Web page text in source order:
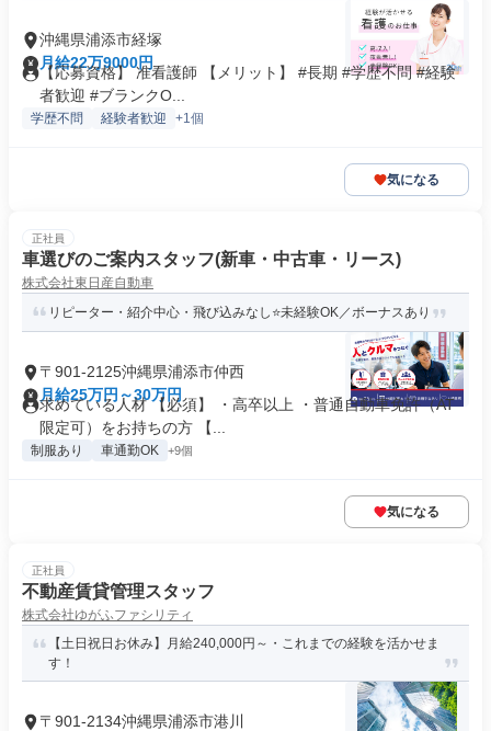
沖縄県浦添市経塚
月給22万9000円
【応募資格】 准看護師 【メリット】 #長期 #学歴不問 #経験
者歓迎 #ブランクO...
学歴不問 経験者歓迎 +1個
気になる
正社員
車選びのご案内スタッフ(新車・中古車・リース)
株式会社東日産自動車
リピーター・紹介中心・飛び込みなし⭐未経験OK／ボーナスあり
〒901-2125沖縄県浦添市仲西
月給25万円～30万円
求めている人材 【必須】 ・高卒以上 ・普通自動車免許（AT
限定可）をお持ちの方 【...
制服あり 車通勤OK +9個
気になる
正社員
不動産賃貸管理スタッフ
株式会社ゆがふファシリティ
【土日祝日お休み】月給240,000円～・これまでの経験を活かせま
す！
〒901-2134沖縄県浦添市港川